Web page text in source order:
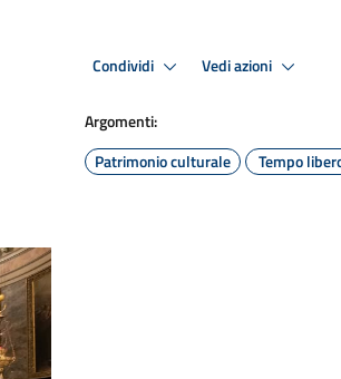
Condividi Vedi azioni
Argomenti:
Patrimonio culturale
Tempo